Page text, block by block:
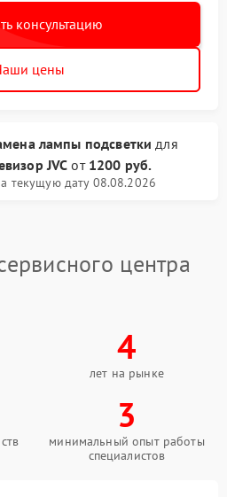
консультацию
цены
лампы подсветки для
JVC от 1200 руб.
текущую дату 08.08.2026
центра
4
лет на рынке
3
минимальный опыт работы
специалистов